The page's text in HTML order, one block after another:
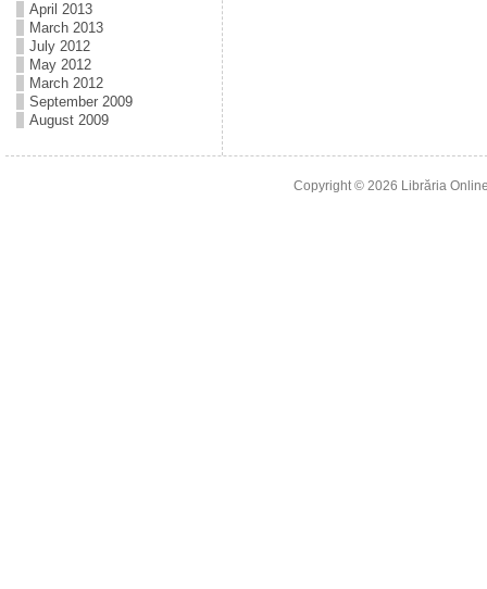
April 2013
March 2013
July 2012
May 2012
March 2012
September 2009
August 2009
Copyright © 2026 Librăria